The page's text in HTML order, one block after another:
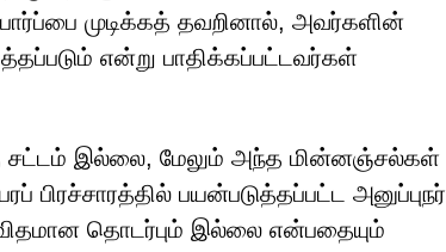
முடிக்கத் தவறினால், அவர்களின்
என்று பாதிக்கப்பட்டவர்கள்
சட்டம் இல்லை, மேலும் அந்த மின்னஞ்சல்கள்
பிரச்சாரத்தில் பயன்படுத்தப்பட்ட அனுப்புநர்
தொடர்பும் இல்லை என்பதையும்